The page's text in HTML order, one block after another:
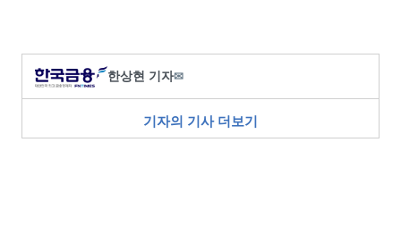
한상현 기자✉
기자의 기사 더보기